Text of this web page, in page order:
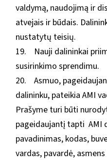
valdymą, naudojimą ir
atvejais ir būdais.
nustatytų teisių.
19. Nauji dalininkai
susirinkimo sprendimu.
20. Asmuo,
dalininku, pateikia AMI
Prašyme turi būti
pageidaujantį tapti AMI
pavadinimas, kodas,
vardas, pavardė,